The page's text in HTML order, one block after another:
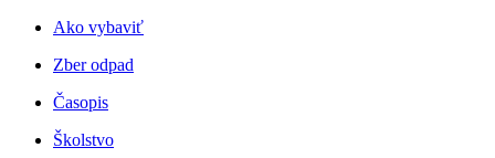
Ako vybaviť
Zber odpad
Časopis
Školstvo